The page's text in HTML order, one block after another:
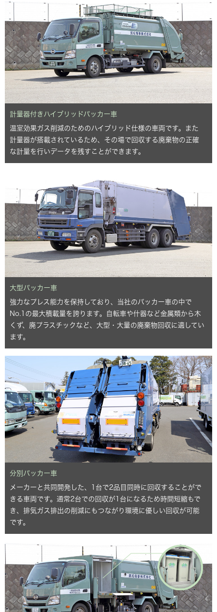
計量器付きハイブリッドパッカー車
温室効果ガス削減のためのハイブリッド仕様の車両です。また
計量器が搭載されているため、その場で回収する廃棄物の正確
な計量を行いデータを残すことができます。
大型パッカー車
強力なプレス能力を保持しており、当社のパッカー車の中で
No.1の最大積載量を誇ります。自転車や什器など金属類から木
くず、廃プラスチックなど、大型・大量の廃棄物回収に適してい
ます。
分別パッカー車
メーカーと共同開発した、1台で2品目同時に回収することがで
きる車両です。通常2台での回収が1台になるため時間短縮もで
き、排気ガス排出の削減にもつながり環境に優しい回収が可能
です。